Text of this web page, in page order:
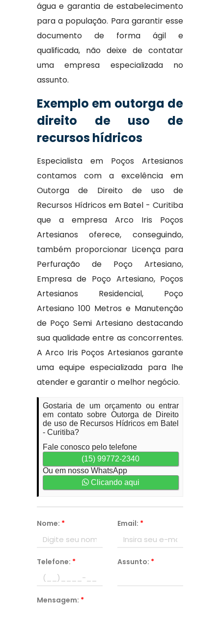
água e garantia de estabelecimento
para a população. Para garantir esse
documento de forma ágil e
qualificada, não deixe de contatar
uma empresa especializada no
assunto.
Exemplo em outorga de
direito de uso de
recursos hídricos
Especialista em Poços Artesianos
contamos com a excelência em
Outorga de Direito de uso de
Recursos Hídricos em Batel - Curitiba
que a empresa Arco Iris Poços
Artesianos oferece, conseguindo,
também proporcionar Licença para
Perfuração de Poço Artesiano,
Empresa de Poço Artesiano, Poços
Artesianos Residencial, Poço
Artesiano 100 Metros e Manutenção
de Poço Semi Artesiano destacando
sua qualidade entre as concorrentes.
A Arco Iris Poços Artesianos garante
uma equipe especializada para lhe
atender e garantir o melhor negócio.
Gostaria de um orçamento ou entrar
em contato sobre Outorga de Direito
de uso de Recursos Hídricos em Batel
- Curitiba?
Fale conosco pelo telefone
(15) 99772-2340
Ou em nosso WhatsApp
Clicando aqui
Nome: * Email: *
Telefone: * Assunto: *
Mensagem: *